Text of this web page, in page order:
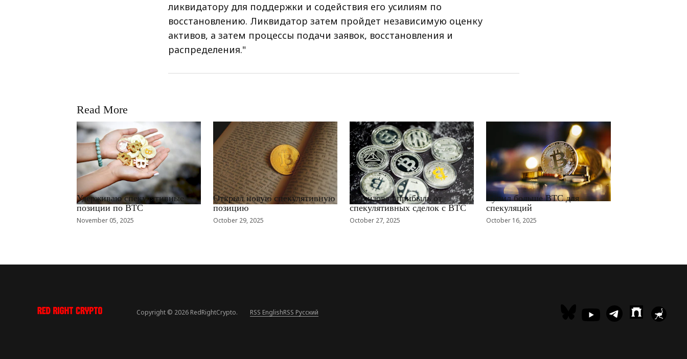
ликвидатору для поддержки и содействия его усилиям по
восстановлению. Ликвидатор затем пройдет независимую оценку
активов, а затем процессы подачи заявок, восстановления и
распределения."
Read More
RRCNEWS_RU
Удерживаю спекулятивные
позиции по BTC
November 05, 2025
RRCNEWS_RU
Открыл новую спекулятивную
позицию
October 29, 2025
RRCNEWS_RU
Реализовал прибыль от
спекулятивных сделок с BTC
October 27, 2025
RRCNEWS_RU
Купил больше BTC для
спекуляций
October 16, 2025
Copyright © 2026 RedRightCrypto. RSS EnglishRSS Русский